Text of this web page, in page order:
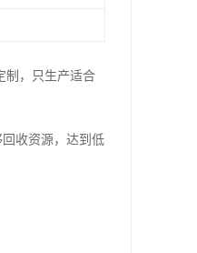
制，只生产适合
收资源，达到低